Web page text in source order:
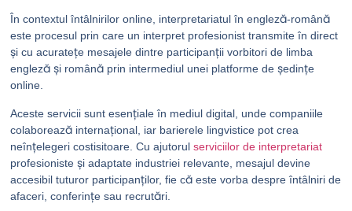
În contextul întâlnirilor online, interpretariatul în engleză-română
este procesul prin care un interpret profesionist transmite în direct
și cu acuratețe mesajele dintre participanții vorbitori de limba
engleză și română prin intermediul unei platforme de ședințe
online.
Aceste servicii sunt esențiale în mediul digital, unde companiile
colaborează internațional, iar barierele lingvistice pot crea
neînțelegeri costisitoare. Cu ajutorulserviciilor de interpretariat
profesioniste și adaptate industriei relevante, mesajul devine
accesibil tuturor participanților, fie că este vorba despre întâlniri de
afaceri, conferințe sau recrutări.